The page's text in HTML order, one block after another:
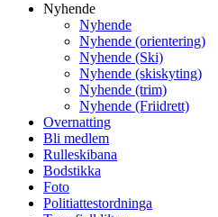
Nyhende
Nyhende
Nyhende (orientering)
Nyhende (Ski)
Nyhende (skiskyting)
Nyhende (trim)
Nyhende (Friidrett)
Overnatting
Bli medlem
Rulleskibana
Bodstikka
Foto
Politiattestordninga